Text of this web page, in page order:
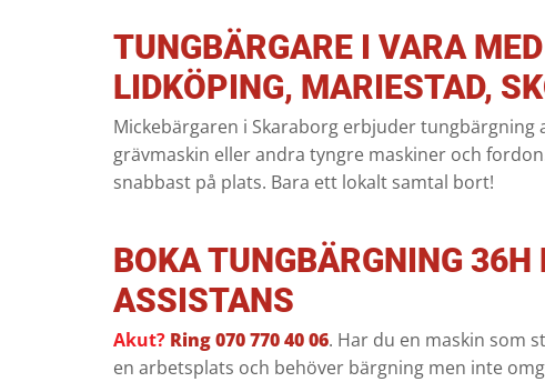
TUNGBÄRGARE I VARA
LIDKÖPING, MARIESTAD,
Mickebärgaren i Skaraborg erbjuder tungbärgning
grävmaskin eller andra tyngre maskiner och
snabbast på plats. Bara ett lokalt samtal bort!
BOKA TUNGBÄRGNING 36H
ASSISTANS
Akut? Ring 070 770 40 06. Har du en maskin som
en arbetsplats och behöver bärgning men inte